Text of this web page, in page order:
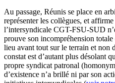
Au passage, Réunis se place en
représenter les collègues, et
l’intersyndicale CGT-FSU-SUD
prouve son incompréhension
lieu avant tout sur le terrain et non
constat est d’autant plus désolant
propre syndicat patronal
d’existence n’a brillé ni par son